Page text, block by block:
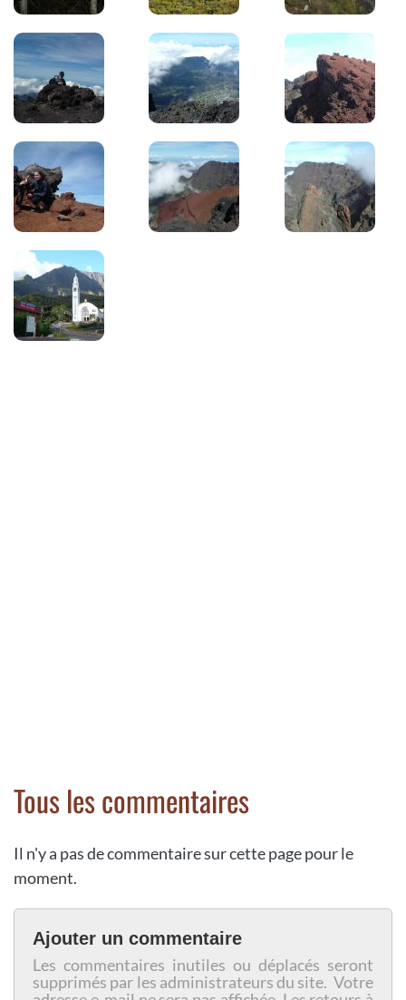
Tous les commentaires
Il n'y a pas de commentaire sur cette page pour le
moment.
Ajouter un commentaire
Les commentaires inutiles ou déplacés seront
supprimés par les administrateurs du site. Votre